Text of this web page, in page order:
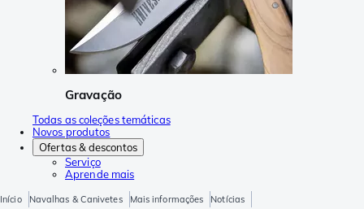
Gravação
Todas as coleções temáticas
Novos produtos
Ofertas & descontos
Serviço
Aprende mais
Início Navalhas & Canivetes Mais informações
Notícias